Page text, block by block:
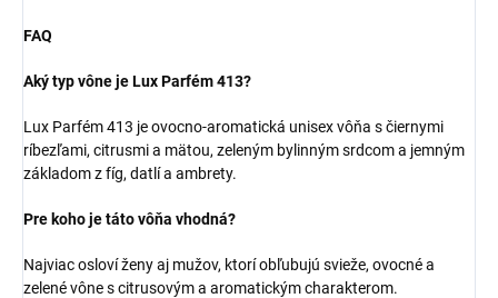
FAQ
Aký typ vône je Lux Parfém 413?
Lux Parfém 413 je ovocno-aromatická unisex vôňa s čiernymi
ríbezľami, citrusmi a mätou, zeleným bylinným srdcom a jemným
základom z fíg, datlí a ambrety.
Pre koho je táto vôňa vhodná?
Najviac osloví ženy aj mužov, ktorí obľubujú svieže, ovocné a
zelené vône s citrusovým a aromatickým charakterom.